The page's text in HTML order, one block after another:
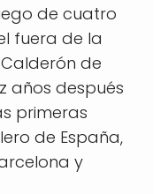
de cuatro
fuera de la
de
años después
primeras
de España,
y